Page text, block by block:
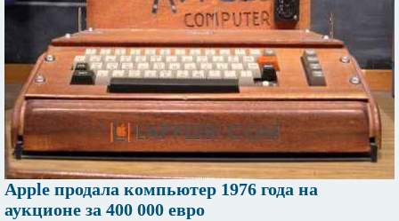
Apple продала компьютер 1976 года на
аукционе за 400 000 евро